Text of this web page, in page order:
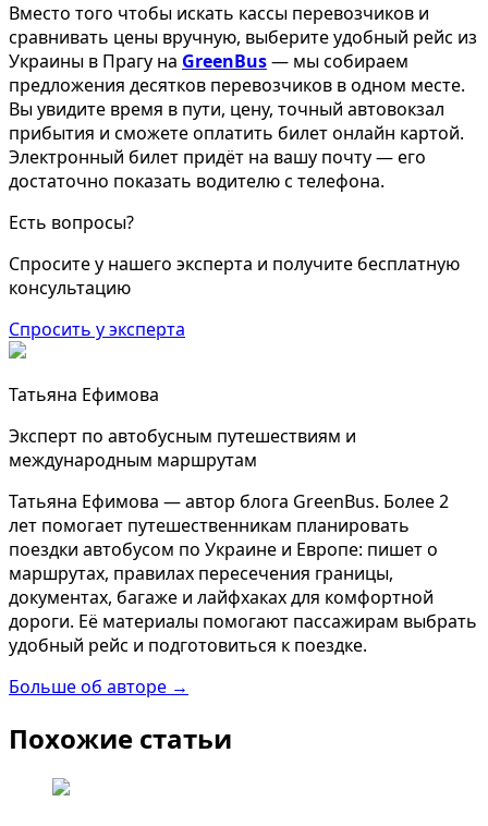
Вместо того чтобы искать кассы перевозчиков и
сравнивать цены вручную, выберите удобный рейс из
Украины в Прагу на GreenBus— мы собираем
предложения десятков перевозчиков в одном месте.
Вы увидите время в пути, цену, точный автовокзал
прибытия и сможете оплатить билет онлайн картой.
Электронный билет придёт на вашу почту — его
достаточно показать водителю с телефона.
Есть вопросы?
Спросите у нашего эксперта и получите бесплатную
консультацию
Спросить у эксперта
Татьяна Ефимова
Эксперт по автобусным путешествиям и
международным маршрутам
Татьяна Ефимова — автор блога GreenBus. Более 2
лет помогает путешественникам планировать
поездки автобусом по Украине и Европе: пишет о
маршрутах, правилах пересечения границы,
документах, багаже и лайфхаках для комфортной
дороги. Её материалы помогают пассажирам выбрать
удобный рейс и подготовиться к поездке.
Больше об авторе →
Похожие статьи